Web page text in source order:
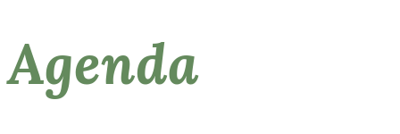
Agenda